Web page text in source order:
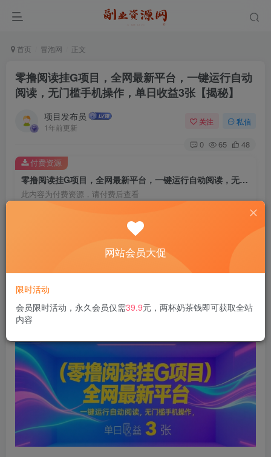
首页 冒泡网 正文
零撸阅读挂G项目，全网最新平台，一键运行自动
阅读，无门槛手机操作，单日收益3张【揭秘】
项目发布员
1年前更新
关注 私信
0 65 48
零撸阅读挂G项目，全网最新平台，一键运行自动阅读，无门槛手机操作，单日收益3张【揭秘】
此内容为付费资源，请付费后查看
￥4
付费资源
零撸阅读挂G项目，全网最新平台，一键运行自动阅读，无
门槛手机操作，单日收益3张【揭秘】
网站会员大促
限时活动
会员限时活动，永久会员仅需39.9元，两杯奶茶钱即可获取全站
内容